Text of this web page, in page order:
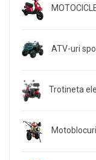
ATV-uri
Trotineta